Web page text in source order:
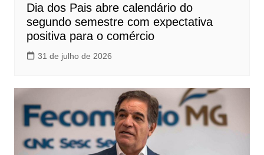
Dia dos Pais abre calendário do
segundo semestre com expectativa
positiva para o comércio
31 de julho de 2026